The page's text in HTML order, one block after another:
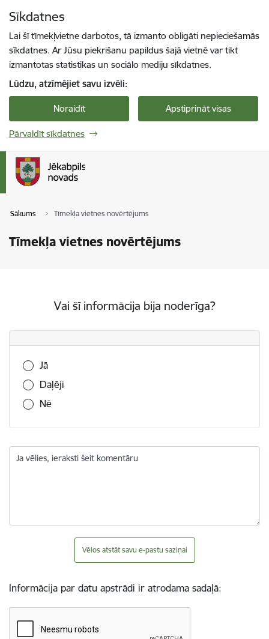
Sīkdatnes
Lai šī tīmekļvietne darbotos, tā izmanto obligāti nepieciešamās
sīkdatnes. Ar Jūsu piekrišanu papildus šajā vietnē var tikt
izmantotas statistikas un sociālo mediju sīkdatnes.
Lūdzu, atzīmējiet savu izvēli:
Noraidīt Apstiprināt visas
Pārvaldīt sīkdatnes
Sākums Tīmekļa vietnes novērtējums
Tīmekļa vietnes novērtējums
Vai šī informācija bija noderīga?
Vai šī informācija bija noderīga?
Jā
Daļēji
Nē
Ja vēlies, ieraksti šeit komentāru
Vēlos atstāt savu e-pastu saziņai
Informācija par datu apstrādi ir atrodama sadaļā: